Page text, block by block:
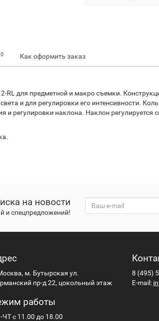
0 Как оформить заказ
RL для предметной и макро съемки.
и для регулировки его интенсивности.
и регулировки наклона. Наклон
на новости
и спецпредложений!
м. Бутырская ул.
пр-д 22, цокольный этаж
работы
с 11.00 до 18.00
8 (495)
E-mail: